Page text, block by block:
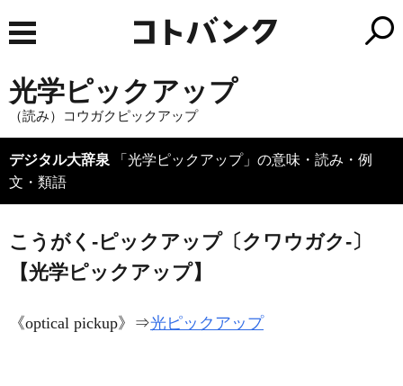
光学ピックアップ
（読み）コウガクピックアップ
デジタル大辞泉 「光学ピックアップ」の意味・読み・例
文・類語
こうがく‐ピックアップ〔クワウガク‐〕
【光学ピックアップ】
《optical pickup》⇒光ピックアップ